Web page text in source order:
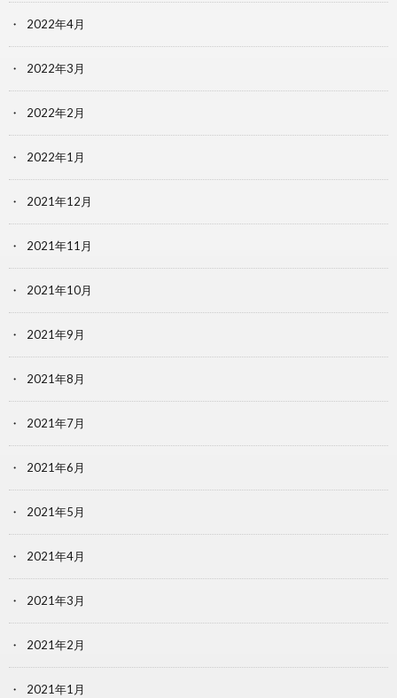
2022年4月
2022年3月
2022年2月
2022年1月
2021年12月
2021年11月
2021年10月
2021年9月
2021年8月
2021年7月
2021年6月
2021年5月
2021年4月
2021年3月
2021年2月
2021年1月